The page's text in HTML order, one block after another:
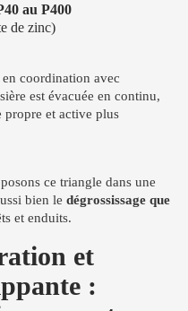
au P400
de zinc)
coordination avec
est évacuée en continu,
propre et active plus
ce triangle dans une
bien le dégrossissage que
et enduits.
et
: